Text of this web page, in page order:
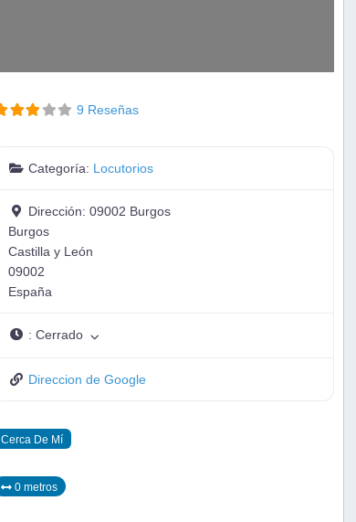
9 Reseñas
Categoría: Locutorios
Dirección: 09002 Burgos
Burgos
Castilla y León
09002
España
: Cerrado
Direccion de Google
Cerca De Mí
0 metros